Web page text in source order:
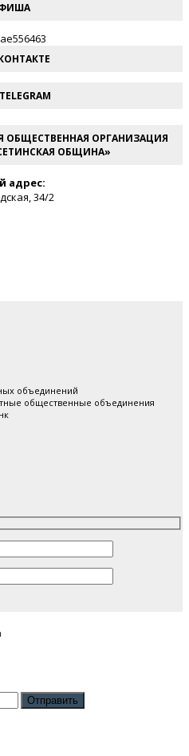
ОБЩЕСТВЕННАЯ ОРГАНИЗАЦИЯ
ОБЩИНА»
адрес:
34/2
объединений
общественные объединения
Отправить